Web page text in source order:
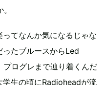
ってなんか気になるじゃな
たブルースからLed
ログレまで辿り着くんだ
学生の頃にRadioheadが流